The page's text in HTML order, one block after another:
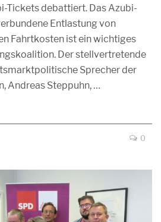
Tickets debattiert. Das Azubi-
Entlastung von
Fahrtkosten ist ein wichtiges
Der stellvertretende
Sprecher der
Andreas Steppuhn, …
0